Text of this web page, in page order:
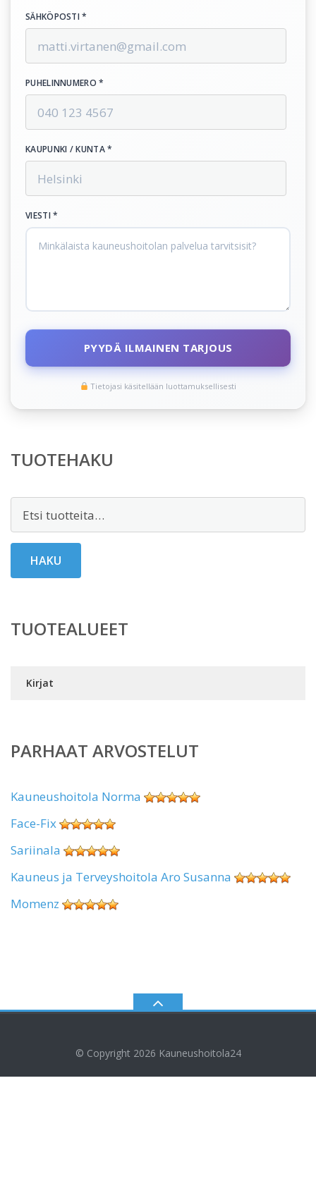
SÄHKÖPOSTI *
PUHELINNUMERO *
KAUPUNKI / KUNTA *
VIESTI *
PYYDÄ ILMAINEN TARJOUS
Tietojasi käsitellään luottamuksellisesti
TUOTEHAKU
HAKU
TUOTEALUEET
Kirjat
PARHAAT ARVOSTELUT
Kauneushoitola Norma
Face-Fix
Sariinala
Kauneus ja Terveyshoitola Aro Susanna
Momenz
© Copyright 2026 Kauneushoitola24